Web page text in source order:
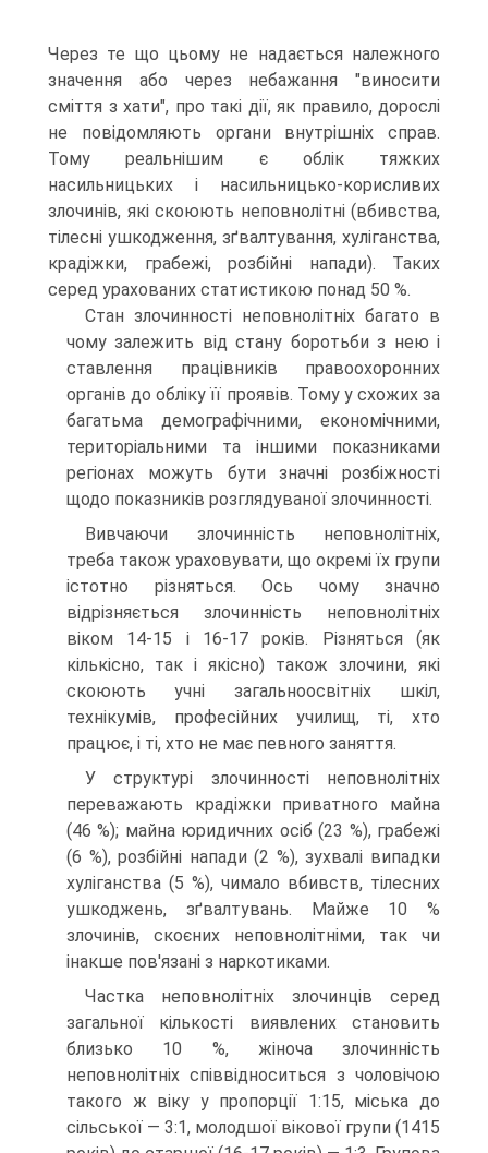
Через те що цьому не надається належного
значення або через небажання "виносити
сміття з хати", про такі дії, як правило, дорослі
не повідомляють органи внутрішніх справ.
Тому реальнішим є облік тяжких
насильницьких і насильницько-корисливих
злочинів, які скоюють неповнолітні (вбивства,
тілесні ушкодження, зґвалтування, хуліганства,
крадіжки, грабежі, розбійні напади). Таких
серед урахованих статистикою понад 50 %.
Стан злочинності неповнолітніх багато в
чому залежить від стану боротьби з нею і
ставлення працівників правоохоронних
органів до обліку її проявів. Тому у схожих за
багатьма демографічними, економічними,
територіальними та іншими показниками
регіонах можуть бути значні розбіжності
щодо показників розглядуваної злочинності.
Вивчаючи злочинність неповнолітніх,
треба також ураховувати, що окремі їх групи
істотно різняться. Ось чому значно
відрізняється злочинність неповнолітніх
віком 14-15 і 16-17 років. Різняться (як
кількісно, так і якісно) також злочини, які
скоюють учні загальноосвітніх шкіл,
технікумів, професійних училищ, ті, хто
працює, і ті, хто не має певного заняття.
У структурі злочинності неповнолітніх
переважають крадіжки приватного майна
(46 %); майна юридичних осіб (23 %), грабежі
(6 %), розбійні напади (2 %), зухвалі випадки
хуліганства (5 %), чимало вбивств, тілесних
ушкоджень, зґвалтувань. Майже 10 %
злочинів, скоєних неповнолітніми, так чи
інакше пов'язані з наркотиками.
Частка неповнолітніх злочинців серед
загальної кількості виявлених становить
близько 10 %, жіноча злочинність
неповнолітніх співвідноситься з чоловічою
такого ж віку у пропорції 1:15, міська до
сільської — 3:1, молодшої вікової групи (1415